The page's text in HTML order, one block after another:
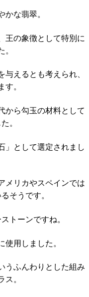
かな翡翠。
王の象徴として特別に
与えるとも考えられ、
。
から勾玉の材料として
。
」として選定されまし
メリカやスペインでは
そうです。
トーンですね。
用しました。
うふんわりとした組み
。